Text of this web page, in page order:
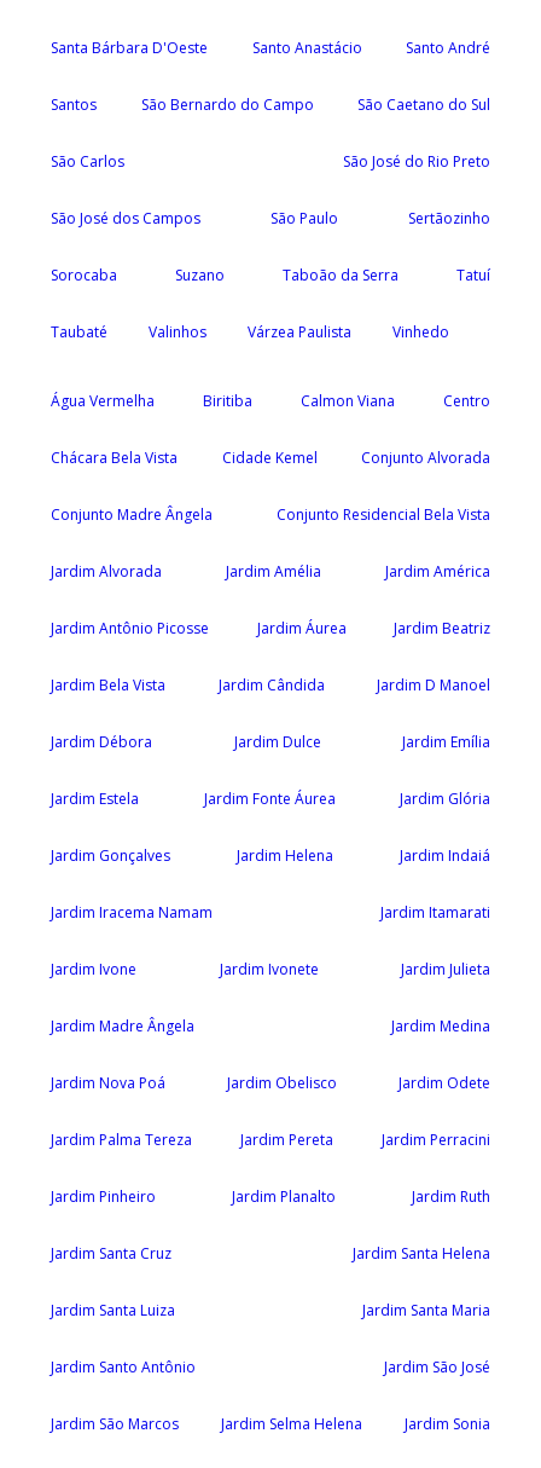
Santa Bárbara D'Oeste Santo Anastácio Santo André
Santos São Bernardo do Campo São Caetano do Sul
São Carlos São José do Rio Preto
São José dos Campos São Paulo Sertãozinho
Sorocaba Suzano Taboão da Serra Tatuí
Taubaté Valinhos Várzea Paulista Vinhedo
Água Vermelha Biritiba Calmon Viana Centro
Chácara Bela Vista Cidade Kemel Conjunto Alvorada
Conjunto Madre Ângela Conjunto Residencial Bela Vista
Jardim Alvorada Jardim Amélia Jardim América
Jardim Antônio Picosse Jardim Áurea Jardim Beatriz
Jardim Bela Vista Jardim Cândida Jardim D Manoel
Jardim Débora Jardim Dulce Jardim Emília
Jardim Estela Jardim Fonte Áurea Jardim Glória
Jardim Gonçalves Jardim Helena Jardim Indaiá
Jardim Iracema Namam Jardim Itamarati
Jardim Ivone Jardim Ivonete Jardim Julieta
Jardim Madre Ângela Jardim Medina
Jardim Nova Poá Jardim Obelisco Jardim Odete
Jardim Palma Tereza Jardim Pereta Jardim Perracini
Jardim Pinheiro Jardim Planalto Jardim Ruth
Jardim Santa Cruz Jardim Santa Helena
Jardim Santa Luiza Jardim Santa Maria
Jardim Santo Antônio Jardim São José
Jardim São Marcos Jardim Selma Helena Jardim Sonia